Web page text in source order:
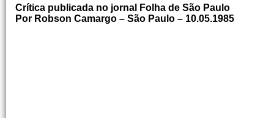
Crítica publicada no jornal Folha de São Paulo
Por Robson Camargo – São Paulo – 10.05.1985